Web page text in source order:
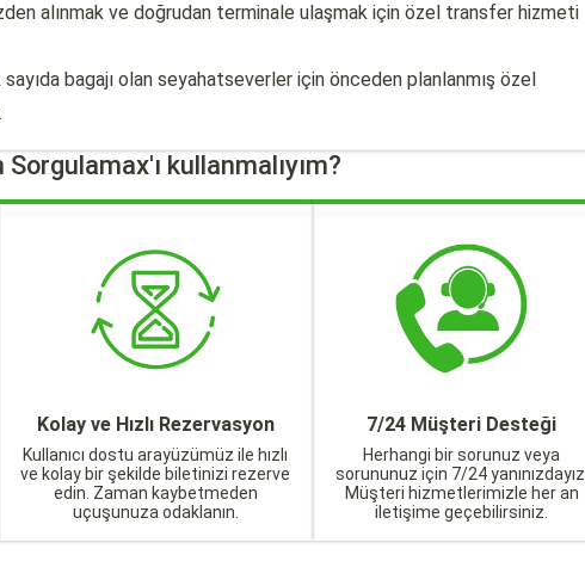
alınmak ve doğrudan terminale ulaşmak için özel transfer hizmeti
bagajı olan seyahatseverler için önceden planlanmış özel
Sorgulamax'ı kullanmalıyım?
Kolay ve Hızlı Rezervasyon
Kullanıcı dostu arayüzümüz ile hızlı
ve kolay bir şekilde biletinizi rezerve
edin. Zaman kaybetmeden
uçuşunuza odaklanın.
7/24 Müşteri Desteği
Herhangi bir sorunuz veya
sorununuz için 7/24 yanınızdayız.
Müşteri hizmetlerimizle her an
iletişime geçebilirsiniz.